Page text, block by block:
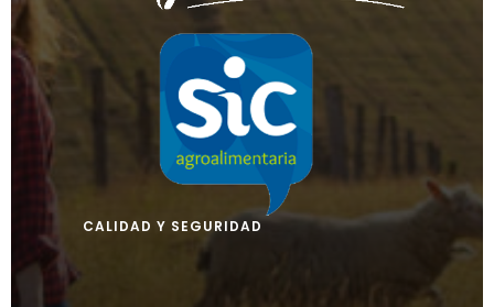
CALIDAD Y SEGURIDAD